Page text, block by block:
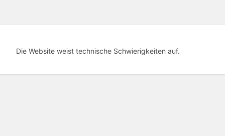
Die Website weist technische Schwierigkeiten auf.